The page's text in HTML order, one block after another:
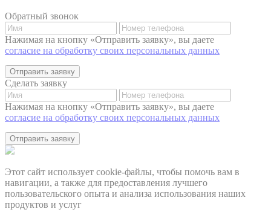
Обратный звонок
Нажимая на кнопку «Отправить заявку», вы даете
согласие на обработку своих персональных данных
Отправить заявку
Сделать заявку
Нажимая на кнопку «Отправить заявку», вы даете
согласие на обработку своих персональных данных
Отправить заявку
Этот сайт использует cookie-файлы, чтобы помочь вам в
навигации, а также для предоставления лучшего
пользовательского опыта и анализа использования наших
продуктов и услуг